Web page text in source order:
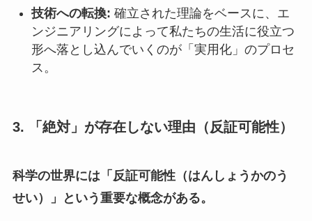
技術への転換: 確立された理論をベースに、エ
ンジニアリングによって私たちの生活に役立つ
形へ落とし込んでいくのが「実用化」のプロセ
ス。
3. 「絶対」が存在しない理由（反証可能性）
科学の世界には「反証可能性（はんしょうかのう
せい）」という重要な概念がある。